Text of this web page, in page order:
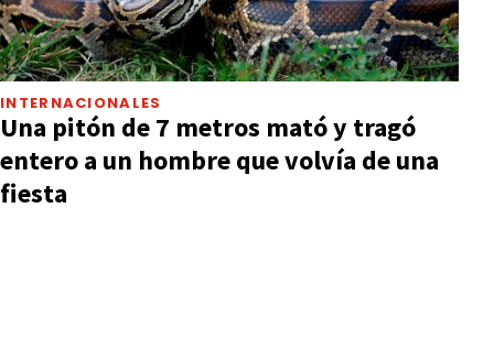
INTERNACIONALES
Una pitón de 7 metros mató y tragó
entero a un hombre que volvía de una
fiesta